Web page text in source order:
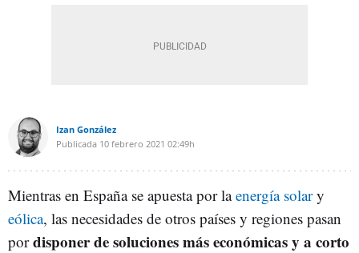
Izan González
Publicada 10 febrero 2021 02:49h
Mientras en España se apuesta por laenergía solary
eólica, las necesidades de otros países y regiones pasan
pordisponer de soluciones más económicas y a corto